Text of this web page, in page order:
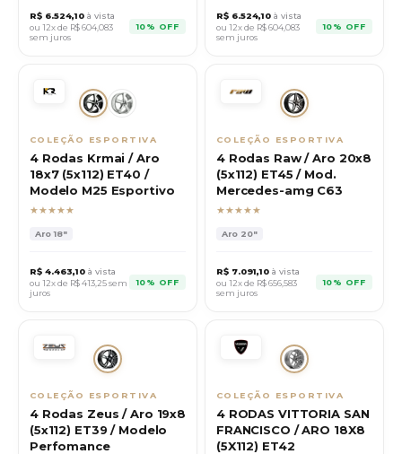
R$ 6.524,10 à vista
ou 12x de R$604,083
sem juros
10% OFF
R$ 6.524,10 à vista
ou 12x de R$604,083
sem juros
10% OFF
COLEÇÃO ESPORTIVA
4 Rodas Krmai / Aro
18x7 (5x112) ET40 /
Modelo M25 Esportivo
★★★★★
Aro18"
R$ 4.463,10 à vista
ou 12x de R$413,25sem
juros
10% OFF
COLEÇÃO ESPORTIVA
4 Rodas Raw / Aro 20x8
(5x112) ET45 / Mod.
Mercedes-amg C63
★★★★★
Aro 20"
R$ 7.091,10 à vista
ou 12x de R$656,583
sem juros
10% OFF
COLEÇÃO ESPORTIVA
4 Rodas Zeus / Aro 19x8
(5x112) ET39 / Modelo
Perfomance
COLEÇÃO ESPORTIVA
4 RODAS VITTORIA SAN
FRANCISCO / ARO 18X8
(5X112) ET42